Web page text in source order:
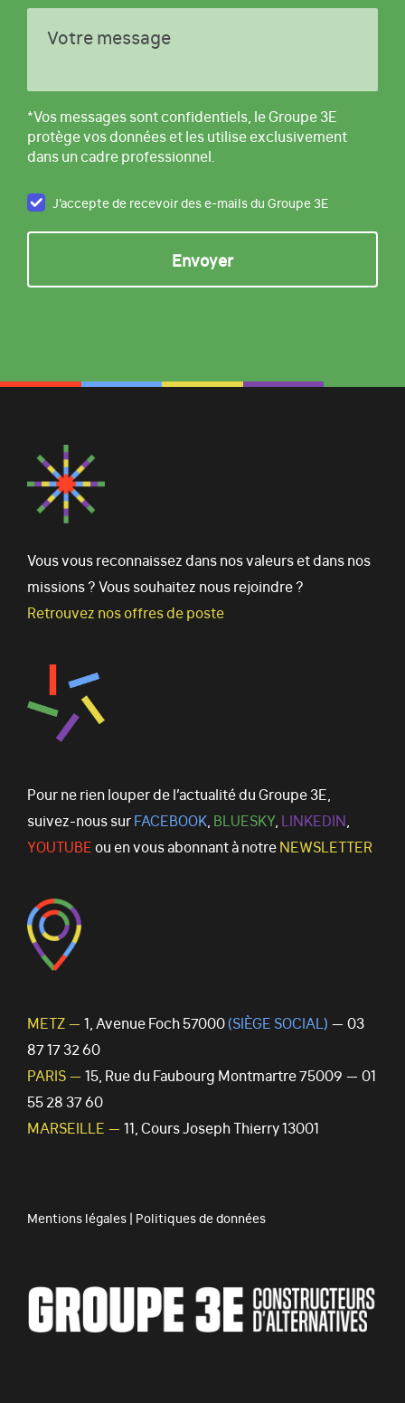
Votre message
*Vos messages sont confidentiels, le Groupe 3E
protège vos données et les utilise exclusivement
dans un cadre professionnel.
J’accepte de recevoir des e-mails du Groupe 3E
Vous vous reconnaissez dans nos valeurs et dans nos
missions ? Vous souhaitez nous rejoindre ?
Retrouvez nos offres de poste
Pour ne rien louper de l’actualité du Groupe 3E,
suivez-nous surFACEBOOK, BLUESKY, LINKEDIN,
YOUTUBEou en vous abonnant à notreNEWSLETTER
METZ — 1, Avenue Foch 57000(SIÈGE SOCIAL) — 03
87 17 32 60
PARIS — 15, Rue du Faubourg Montmartre 75009 — 01
55 28 37 60
MARSEILLE — 11, Cours Joseph Thierry 13001
Mentions légales| Politiques de données